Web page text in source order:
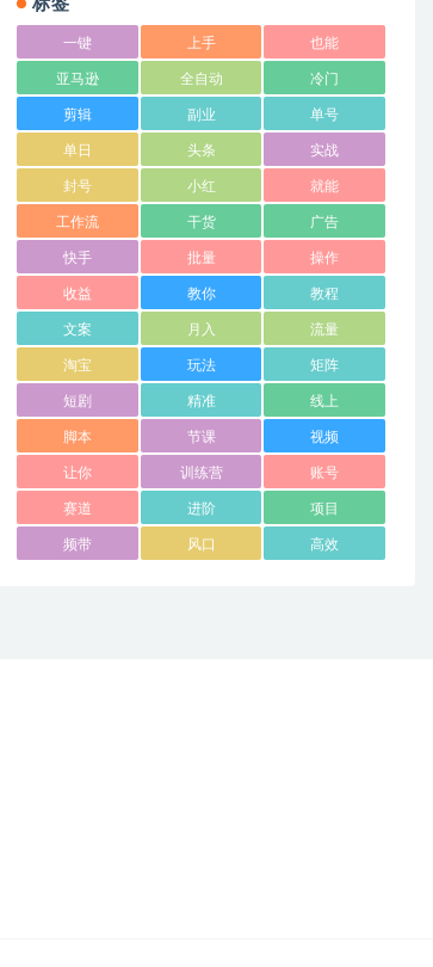
标签
一键 上手 也能
亚马逊 全自动 冷门
剪辑 副业 单号
单日 头条 实战
封号 小红 就能
工作流 干货 广告
快手 批量 操作
收益 教你 教程
文案 月入 流量
淘宝 玩法 矩阵
短剧 精准 线上
脚本 节课 视频
让你 训练营 账号
赛道 进阶 项目
频带 风口 高效